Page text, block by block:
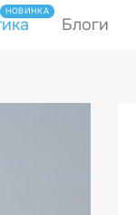
НОВИНКА
Блоги